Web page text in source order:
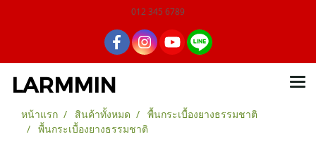
012 345 6789
LARMMIN
หน้าแรก สินค้าทั้งหมด
พื้นกระเบื้องยางธรรมชาติ
พื้นกระเบื้องยางธรรมชาติ